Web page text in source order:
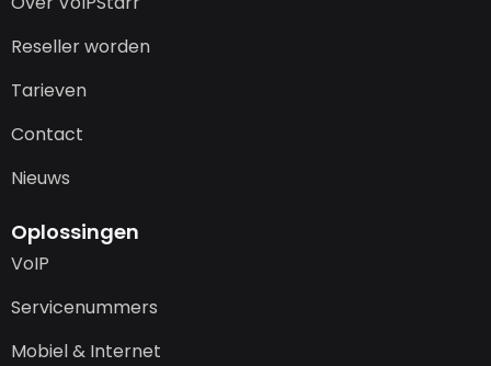
Reseller worden
Tarieven
Contact
Nieuws
Oplossingen
VoIP
Servicenummers
Mobiel & Internet